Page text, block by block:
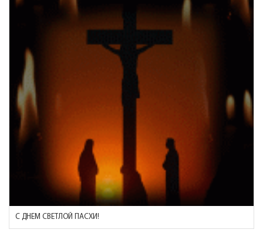
С ДНЕМ СВЕТЛОЙ ПАСХИ!